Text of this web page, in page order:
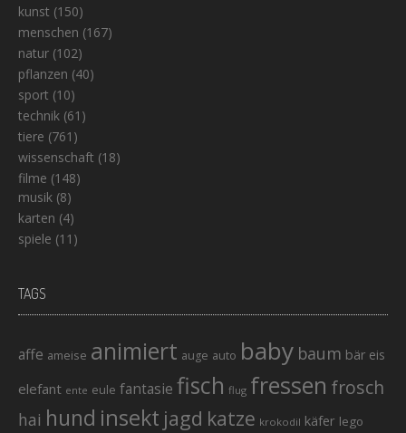
kunst (150)
menschen (167)
natur (102)
pflanzen (40)
sport (10)
technik (61)
tiere (761)
wissenschaft (18)
filme (148)
musik (8)
karten (4)
spiele (11)
TAGS
affe ameise animiert auge auto baby baum bär eis
elefant ente eule fantasie fisch flug fressen frosch
hai hund insekt jagd katze krokodil käfer lego